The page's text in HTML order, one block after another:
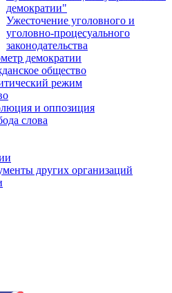
демократии"
Ужесточение уголовного и
уголовно-процесуального
законодательства
демократии
общество
режим
и оппозиция
слова
других организаций